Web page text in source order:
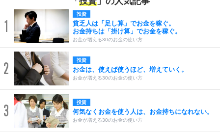
1
投資
貧乏人は「足し算」でお金を稼ぐ。
お金持ちは「掛け算」でお金を稼ぐ。
お金が増える30のお金の使い方
2 投資
お金は、使えば使うほど、増えていく。
お金が増える30のお金の使い方
3 投資
何気なくお金を使う人は、お金持ちになれない。
お金が増える30のお金の使い方